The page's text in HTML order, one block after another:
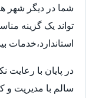
شما در دیگر شهر
تواند یک گزینه
استاندارد،خدمات
در پایان با رعایت
سالم با مدیریت و